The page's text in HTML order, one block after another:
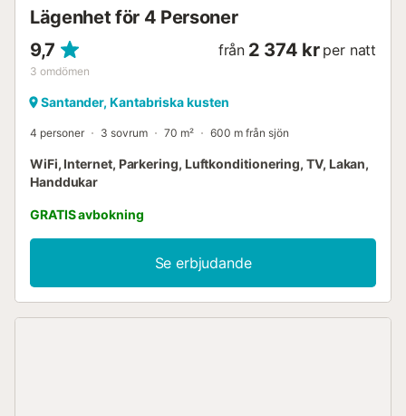
Lägenhet för 4 Personer
9,7
3 omdömen
från 2 374 kr per natt
Santander, Kantabriska kusten
4 personer 3 sovrum 70 m² 600 m från sjön
WiFi, Internet, Parkering, Luftkonditionering, TV, Lakan,
Handdukar
GRATIS avbokning
Se erbjudande